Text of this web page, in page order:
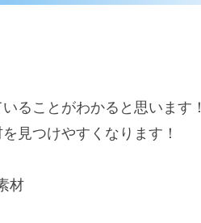
ることがわかると思います！
見つけやすくなります！
材